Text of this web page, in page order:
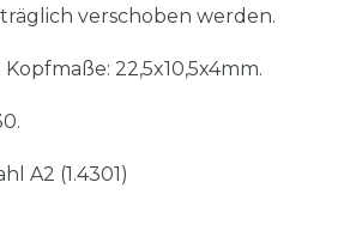
verschoben werden.
22,5x10,5x4mm.
A2 (1.4301)